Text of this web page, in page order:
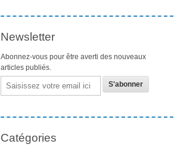
Newsletter
Abonnez-vous pour être averti des nouveaux
articles publiés.
Email
Catégories